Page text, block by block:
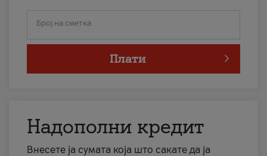
Број на сметка
Плати
Надополни кредит
Внесете ја сумата која што сакате да ја